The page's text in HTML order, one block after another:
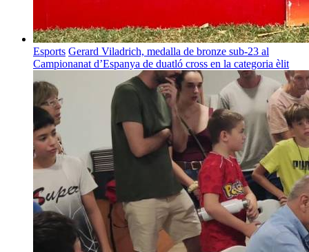
Esports Gerard Viladrich, medalla de bronze sub-23 al
Campionanat d’Espanya de duatló cross en la categoria èlit